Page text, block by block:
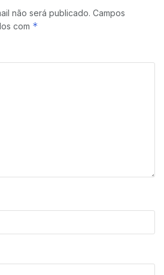
não será publicado. Campos
com *